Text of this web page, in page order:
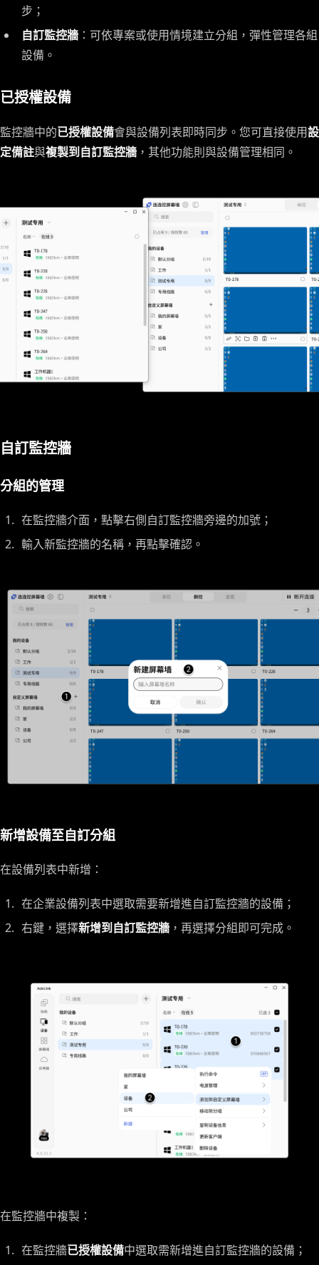
步；
自訂監控牆 ：可依專案或使用情境建立分組，彈性管理各組
設備。
已授權設備
監控牆中的已授權設備會與設備列表即時同步。您可直接使用設
定備註與複製到自訂監控牆 ，其他功能則與設備管理相同。
自訂監控牆
分組的管理
在監控牆介面，點擊右側自訂監控牆旁邊的加號；
輸入新監控牆的名稱，再點擊確認。
新增設備至自訂分組
在設備列表中新增：
在企業設備列表中選取需要新增進自訂監控牆的設備；
右鍵，選擇新增到自訂監控牆 ，再選擇分組即可完成。
在監控牆中複製：
在監控牆已授權設備中選取需新增進自訂監控牆的設備；